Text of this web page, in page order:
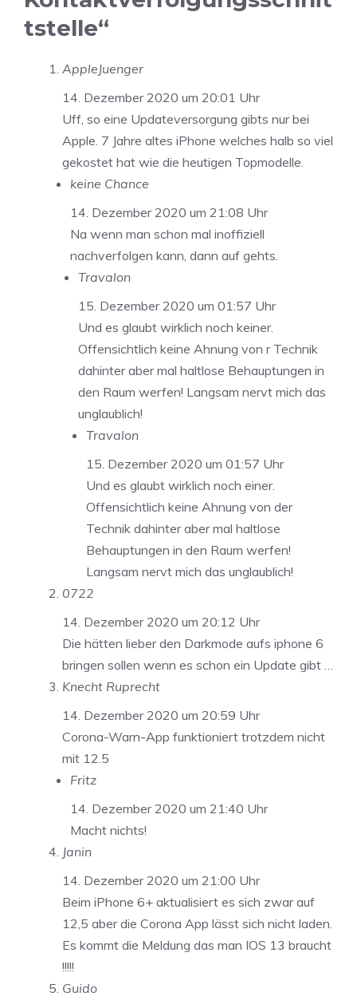
tstelle“
AppleJuenger
14. Dezember 2020 um 20:01 Uhr
Uff, so eine Updateversorgung gibts nur bei
Apple. 7 Jahre altes iPhone welches halb so viel
gekostet hat wie die heutigen Topmodelle.
keine Chance
14. Dezember 2020 um 21:08 Uhr
Na wenn man schon mal inoffiziell
nachverfolgen kann, dann auf gehts.
Travalon
15. Dezember 2020 um 01:57 Uhr
Und es glaubt wirklich noch keiner.
Offensichtlich keine Ahnung von r Technik
dahinter aber mal haltlose Behauptungen in
den Raum werfen! Langsam nervt mich das
unglaublich!
Travalon
15. Dezember 2020 um 01:57 Uhr
Und es glaubt wirklich noch einer.
Offensichtlich keine Ahnung von der
Technik dahinter aber mal haltlose
Behauptungen in den Raum werfen!
Langsam nervt mich das unglaublich!
0722
14. Dezember 2020 um 20:12 Uhr
Die hätten lieber den Darkmode aufs iphone 6
bringen sollen wenn es schon ein Update gibt …
Knecht Ruprecht
14. Dezember 2020 um 20:59 Uhr
Corona-Warn-App funktioniert trotzdem nicht
mit 12.5
Fritz
14. Dezember 2020 um 21:40 Uhr
Macht nichts!
Janin
14. Dezember 2020 um 21:00 Uhr
Beim iPhone 6+ aktualisiert es sich zwar auf
12,5 aber die Corona App lässt sich nicht laden.
Es kommt die Meldung das man IOS 13 braucht
!!!!!
Guido